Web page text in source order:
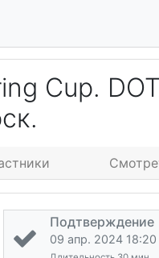
Cup.
Подтверждение
09 апр. 2024 18:20